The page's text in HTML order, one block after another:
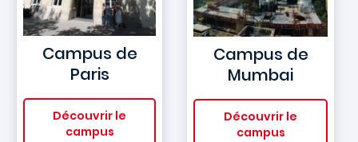
Campus de
Paris
Découvrir le
campus
Campus de
Mumbai
Découvrir le
campus